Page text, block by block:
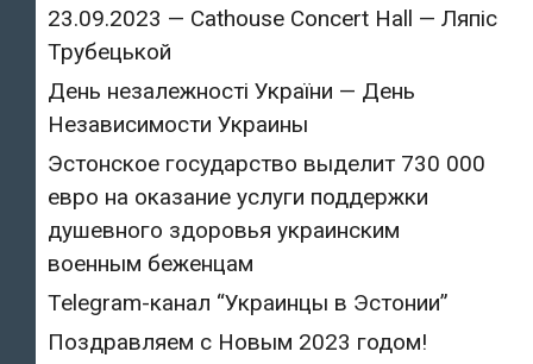
23.09.2023 — Cathouse Concert Hall — Ляпіс
Трубецькой
День незалежності України — День
Независимости Украины
Эстонское государство выделит 730 000
евро на оказание услуги поддержки
душевного здоровья украинским
военным беженцам
Telegram-канал “Украинцы в Эстонии”
Поздравляем с Новым 2023 годом!